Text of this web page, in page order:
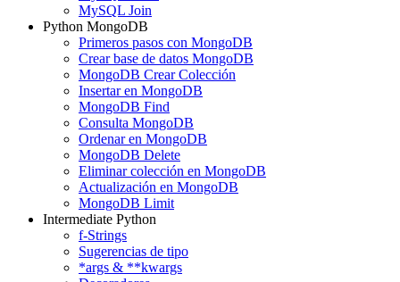
MySQL Join
Python MongoDB
Primeros pasos con MongoDB
Crear base de datos MongoDB
MongoDB Crear Colección
Insertar en MongoDB
MongoDB Find
Consulta MongoDB
Ordenar en MongoDB
MongoDB Delete
Eliminar colección en MongoDB
Actualización en MongoDB
MongoDB Limit
Intermediate Python
f-Strings
Sugerencias de tipo
*args & **kwargs